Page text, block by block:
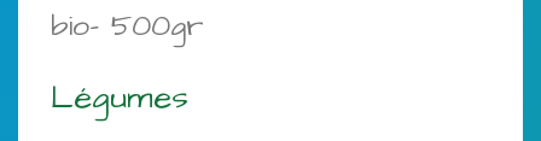
bio- 500gr
Légumes